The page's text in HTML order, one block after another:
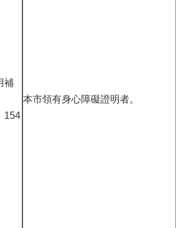
補
154
本市領有身心障礙證明者。